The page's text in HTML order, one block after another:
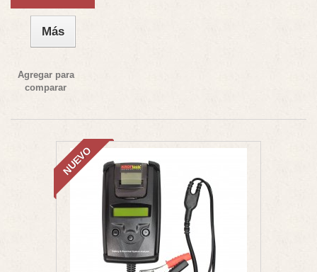
Más
Agregar para
comparar
NUEVO